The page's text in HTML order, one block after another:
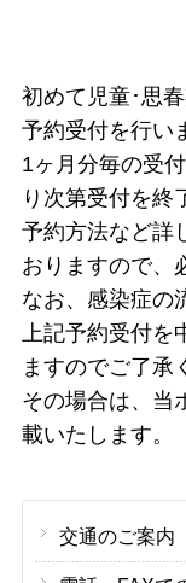
初めて児童･思
予約受付を行い
1ヶ月分毎の受
り次第受付を終
予約方法など詳
おりますので、
なお、感染症の
上記予約受付
ますのでご了承
その場合は、当
載いたします。
交通のご案内